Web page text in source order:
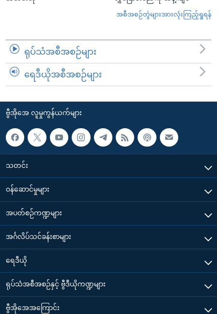
အစီအစဉ်တွဲများအားလုံးကြည့်ရှုရန်
ရုပ်သံအစီအစဉ်များ
ရေဒီယိုအစီအစဉ်များ
ဗွီအိုအေ လူမှုကွန်ယက်များ
သတင်း
၀န်ဆောင်မှုများ
အပတ်စဉ်ကဏ္ဍများ
အင်္ဂလိပ်သင်ခန်းစာများ
ရေဒီယို
ရုပ်သံအစီအစဉ်နှင့် ဗွီဒီယိုကဏ္ဍများ
ဗွီအိုအေအကြောင်း